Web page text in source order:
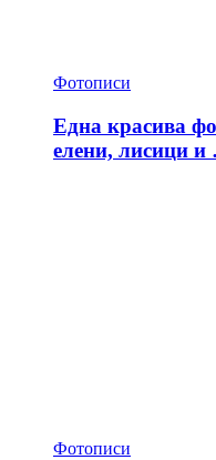
Фотописи
Една красива
елени, лисици
Фотописи